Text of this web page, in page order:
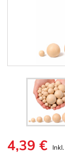
4,39 €